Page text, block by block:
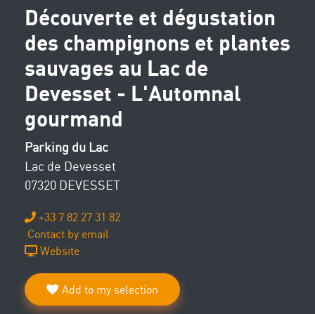
Découverte et dégustation
des champignons et plantes
sauvages au Lac de
Devesset - L'Automnal
gourmand
Parking du Lac
Lac de Devesset
07320 DEVESSET
+33 7 82 27 31 82
Contact by email
Website
Add to my selection